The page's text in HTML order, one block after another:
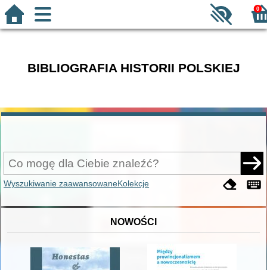
0
BIBLIOGRAFIA HISTORII POLSKIEJ
Wyszukiwanie zaawansowaneKolekcje
NOWOŚCI